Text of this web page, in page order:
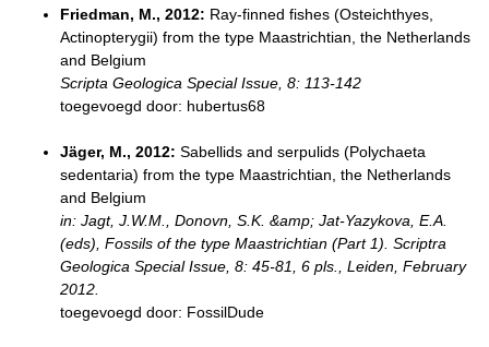
Friedman, M., 2012: Ray-finned fishes (Osteichthyes,
Actinopterygii) from the type Maastrichtian, the Netherlands
and Belgium
Scripta Geologica Special Issue, 8: 113-142
toegevoegd door: hubertus68
Jäger, M., 2012: Sabellids and serpulids (Polychaeta
sedentaria) from the type Maastrichtian, the Netherlands
and Belgium
in: Jagt, J.W.M., Donovn, S.K. &amp; Jat-Yazykova, E.A.
(eds), Fossils of the type Maastrichtian (Part 1). Scriptra
Geologica Special Issue, 8: 45-81, 6 pls., Leiden, February
2012.
toegevoegd door: FossilDude